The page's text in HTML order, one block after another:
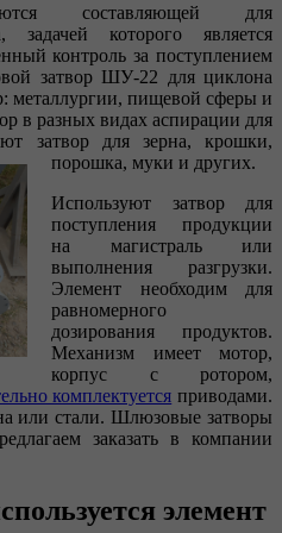
составляющей для
задачей которого является
контроль за поступлением
затвор ШУ-22 для циклона
металлургии, пищевой сферы и
в разных видах аспирации для
затвор для зерна, крошки,
порошка, муки и других.
Используют затвор для
поступления продукции
на магистраль или
выполнения разгрузки.
Элемент необходим для
равномерного
дозирования продуктов.
Механизм имеет мотор,
корпус с ротором,
комплектуется приводами.
или стали. Шлюзовые затворы
заказать в компании
элемент